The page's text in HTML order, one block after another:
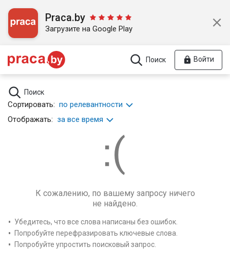
Praca.by
Загрузите на Google Play
Поиск Войти
Поиск
Сортировать: по релевантности
Отображать: за все время
К сожалению, по вашему запросу ничего
не найдено.
Убедитесь, что все слова написаны без ошибок.
Попробуйте перефразировать ключевые слова.
Попробуйте упростить поисковый запрос.